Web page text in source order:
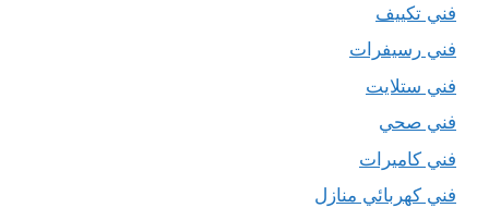
فني تكييف
فني رسيفرات
فني ستلايت
فني صحي
فني كاميرات
فني كهربائي منازل